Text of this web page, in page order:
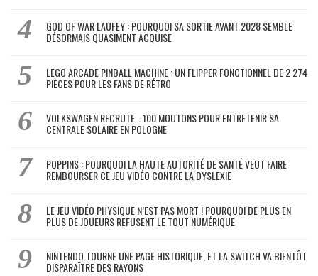
GOD OF WAR LAUFEY : POURQUOI SA SORTIE AVANT 2028 SEMBLE
DÉSORMAIS QUASIMENT ACQUISE
LEGO ARCADE PINBALL MACHINE : UN FLIPPER FONCTIONNEL DE 2 274
PIÈCES POUR LES FANS DE RÉTRO
VOLKSWAGEN RECRUTE… 100 MOUTONS POUR ENTRETENIR SA
CENTRALE SOLAIRE EN POLOGNE
POPPINS : POURQUOI LA HAUTE AUTORITÉ DE SANTÉ VEUT FAIRE
REMBOURSER CE JEU VIDÉO CONTRE LA DYSLEXIE
LE JEU VIDÉO PHYSIQUE N’EST PAS MORT ! POURQUOI DE PLUS EN
PLUS DE JOUEURS REFUSENT LE TOUT NUMÉRIQUE
NINTENDO TOURNE UNE PAGE HISTORIQUE, ET LA SWITCH VA BIENTÔT
DISPARAÎTRE DES RAYONS